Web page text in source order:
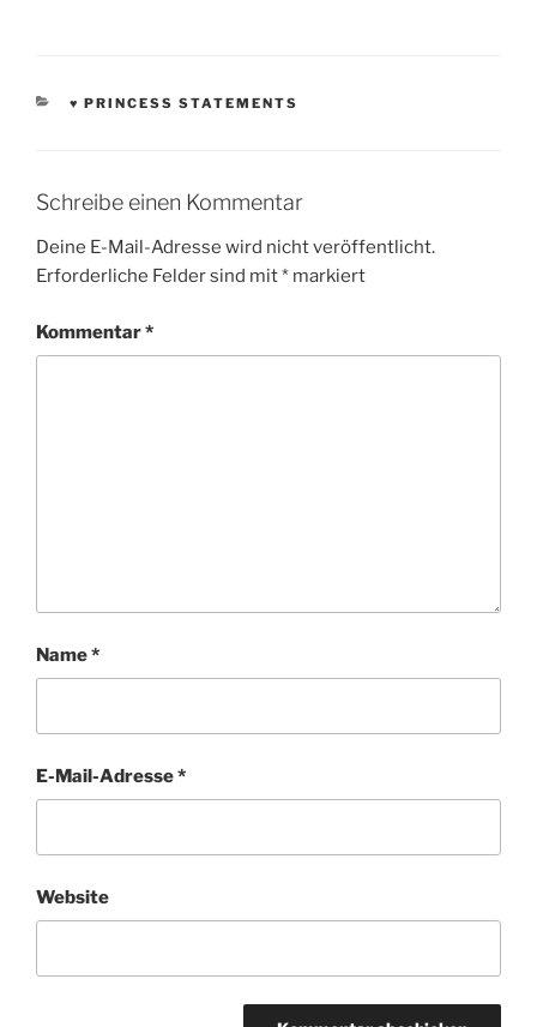
KATEGORIEN
♥ PRINCESS STATEMENTS
Schreibe einen Kommentar
Deine E-Mail-Adresse wird nicht veröffentlicht.
Erforderliche Felder sind mit* markiert
Kommentar*
Name*
E-Mail-Adresse*
Website